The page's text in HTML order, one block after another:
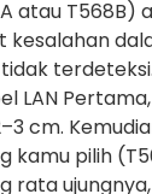
atau T568B)
kesalahan
LAN
cm.
kamu pilih
rata